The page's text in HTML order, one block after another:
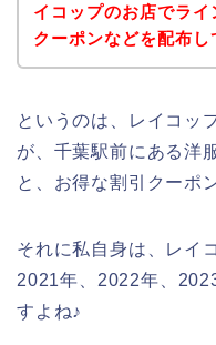
イコップのお店でライ
クーポンなどを配布し
というのは、レイコッ
が、千葉駅前にある洋
と、お得な割引クーポ
それに私自身は、レイ
2021年、2022年、
すよね♪